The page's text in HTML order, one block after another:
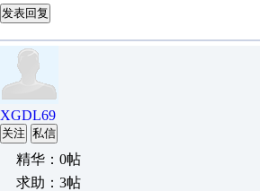
发表回复
XGDL69
关注 私信
精华：0帖
求助：3帖